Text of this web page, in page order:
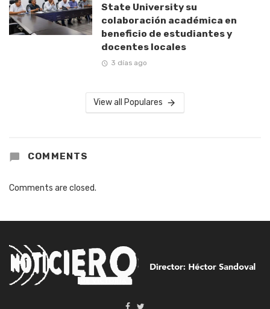
State University su
colaboración académica en
beneficio de estudiantes y
docentes locales
3 días ago
View all Populares
COMMENTS
Comments are closed.